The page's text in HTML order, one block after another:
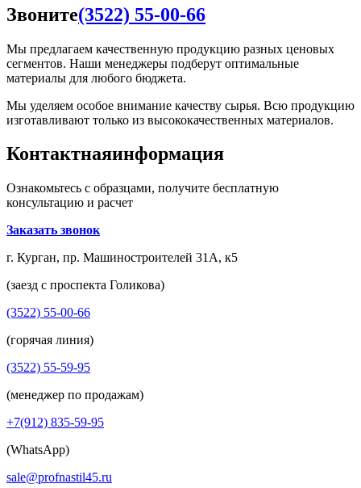
Звоните(3522) 55-00-66
Мы предлагаем качественную продукцию разных ценовых
сегментов. Наши менеджеры подберут оптимальные
материалы для любого бюджета.
Мы уделяем особое внимание качеству сырья. Всю продукцию
изготавливают только из высококачественных материалов.
Контактнаяинформация
Ознакомьтесь с образцами, получите бесплатную
консультацию и расчет
Заказать звонок
г. Курган, пр. Машиностроителей 31А, к5
(заезд с проспекта Голикова)
(3522) 55-00-66
(горячая линия)
(3522) 55-59-95
(менеджер по продажам)
+7(912) 835-59-95
(WhatsApp)
sale@profnastil45.ru